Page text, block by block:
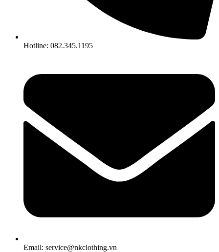
Hotline: 082.345.1195
Email: service@nkclothing.vn